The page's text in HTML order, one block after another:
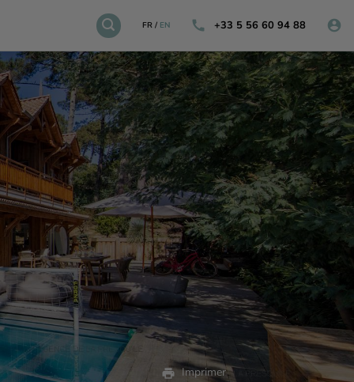
FR / EN +33 5 56 60 94 88
print Imprimer